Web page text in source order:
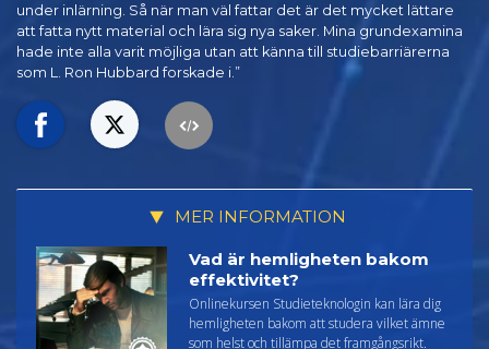
under inlärning. Så när man väl fattar det är det mycket lättare
att fatta nytt material och lära sig nya saker. Mina grundexamina
hade inte alla varit möjliga utan att känna till studiebarriärerna
som L. Ron Hubbard forskade i.”
MER INFORMATION
Vad är hemligheten bakom
effektivitet?
Onlinekursen Studieteknologin kan lära dig
hemligheten bakom att studera vilket ämne
som helst och tillämpa det framgångsrikt.